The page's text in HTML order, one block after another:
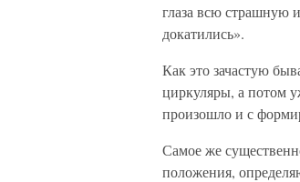
глаза всю страшную
докатились».
Как это зачастую
циркуляры, а потом
произошло и с
Самое же
положения,